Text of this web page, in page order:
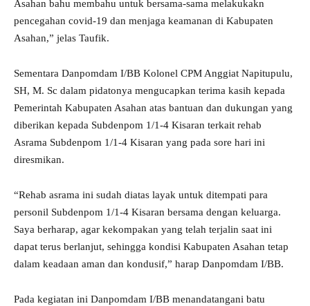
Asahan bahu membahu untuk bersama-sama melakukakn
pencegahan covid-19 dan menjaga keamanan di Kabupaten
Asahan,” jelas Taufik.
Sementara Danpomdam I/BB Kolonel CPM Anggiat Napitupulu,
SH, M. Sc dalam pidatonya mengucapkan terima kasih kepada
Pemerintah Kabupaten Asahan atas bantuan dan dukungan yang
diberikan kepada Subdenpom 1/1-4 Kisaran terkait rehab
Asrama Subdenpom 1/1-4 Kisaran yang pada sore hari ini
diresmikan.
“Rehab asrama ini sudah diatas layak untuk ditempati para
personil Subdenpom 1/1-4 Kisaran bersama dengan keluarga.
Saya berharap, agar kekompakan yang telah terjalin saat ini
dapat terus berlanjut, sehingga kondisi Kabupaten Asahan tetap
dalam keadaan aman dan kondusif,” harap Danpomdam I/BB.
Pada kegiatan ini Danpomdam I/BB menandatangani batu